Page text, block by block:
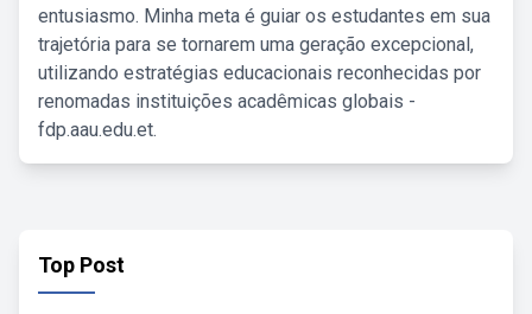
entusiasmo. Minha meta é guiar os estudantes em sua
trajetória para se tornarem uma geração excepcional,
utilizando estratégias educacionais reconhecidas por
renomadas instituições acadêmicas globais -
fdp.aau.edu.et.
Top Post